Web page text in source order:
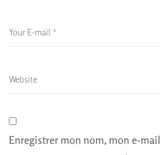
Enregistrer mon nom, mon e-